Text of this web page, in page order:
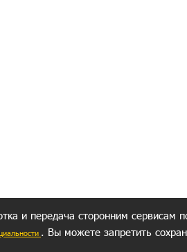
и передача сторонним
. Вы можете запретить